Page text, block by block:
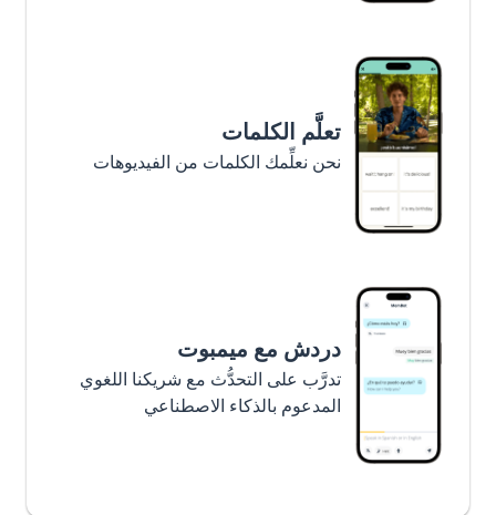
تعلَّم الكلمات
نحن نعلِّمك الكلمات من الفيديوهات
دردش مع ميمبوت
تدرَّب على التحدُّث مع شريكنا اللغوي
المدعوم بالذكاء الاصطناعي